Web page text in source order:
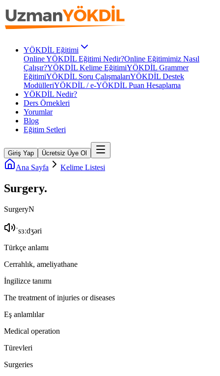
YÖKDİL Eğitimi
Online YÖKDİL Eğitimi Nedir?Online Eğitimimiz Nasıl
Çalışır?YÖKDİL Kelime EğitimiYÖKDİL Grammer
EğitimiYÖKDİL Soru ÇalışmalarıYÖKDİL Destek
ModülleriYÖKDİL / e-YÖKDİL Puan Hesaplama
YÖKDİL Nedir?
Ders Örnekleri
Yorumlar
Blog
Eğitim Setleri
Giriş Yap Ücretsiz Üye Ol
Ana Sayfa Kelime Listesi
Surgery.
SurgeryN
ˈsɜːdʒəri
Türkçe anlamı
Cerrahlık, ameliyathane
İngilizce tanımı
The treatment of injuries or diseases
Eş anlamlılar
Medical operation
Türevleri
Surgeries